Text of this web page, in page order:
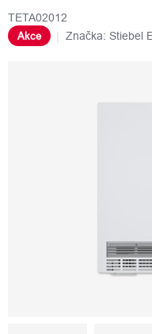
TETA02012
Akce
Značka: Stiebel